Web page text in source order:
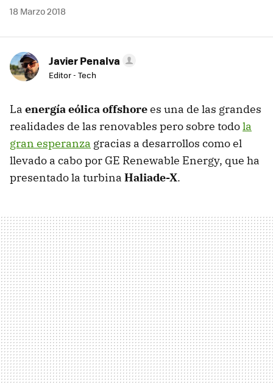
18 Marzo 2018
Javier Penalva
Editor - Tech
La energía eólica offshorees una de las grandes
realidades de las renovables pero sobre todola
gran esperanza gracias a desarrollos como el
llevado a cabo por GE Renewable Energy, que ha
presentado la turbina Haliade-X.